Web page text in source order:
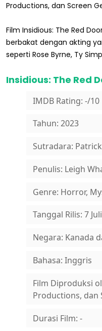
Productions, dan Screen
Film Insidious: The Red
berbakat dengan akting
seperti Rose Byrne, Ty
Insidious: The Red
IMDB Rating: -/10
Tahun: 2023
Sutradara:
Penulis: Leigh
Genre: Horror,
Tanggal Rilis: 7
Negara: Kanada
Bahasa: Inggris
Film Diproduksi
Productions, dan
Durasi Film: -